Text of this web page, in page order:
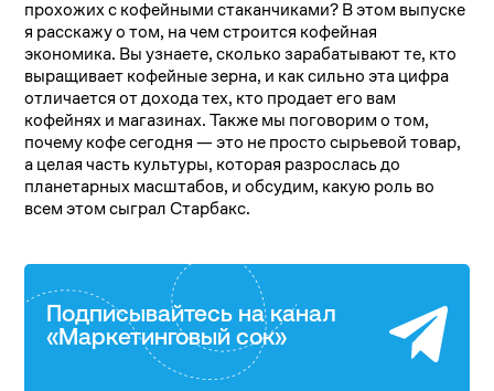
прохожих с кофейными стаканчиками? В этом выпуске
я расскажу о том, на чем строится кофейная
экономика. Вы узнаете, сколько зарабатывают те, кто
выращивает кофейные зерна, и как сильно эта цифра
отличается от дохода тех, кто продает его вам
кофейнях и магазинах. Также мы поговорим о том,
почему кофе сегодня — это не просто сырьевой товар,
а целая часть культуры, которая разрослась до
планетарных масштабов, и обсудим, какую роль во
всем этом сыграл Старбакс.
Подписывайтесь на канал
«Маркетинговый сок»